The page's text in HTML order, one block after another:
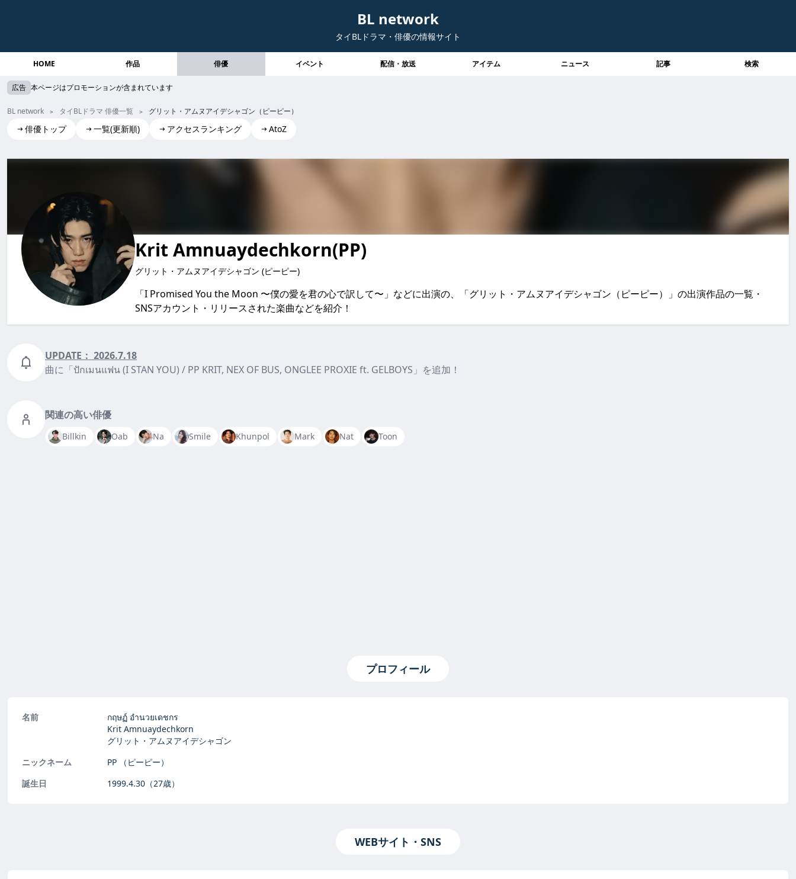
BL network
タイBLドラマ・俳優の情報サイト
HOME 作品 俳優 イベント 配信・放送 アイテム ニュース 記事 検索
広告 本ページはプロモーションが含まれています
BL network タイBLドラマ 俳優一覧 グリット・アムヌアイデシャゴン（ピーピー）
俳優トップ 一覧(更新順) アクセスランキング AtoZ
グリット・アムヌアイデシャゴン (ピーピー)
Krit Amnuaydechkorn(PP)
グリット・アムヌアイデシャゴン (ピーピー)
「I Promised You the Moon 〜僕の愛を君の⼼で訳して〜」などに出演の、「グリット・アムヌアイデシャゴン（ピーピー）」の出演作品の一覧・
SNSアカウント・リリースされた楽曲などを紹介！
UPDATE： 2026.7.18
曲に「ปักเมนแฟน (I STAN YOU) / PP KRIT, NEX OF BUS, ONGLEE PROXIE ft. GELBOYS」を追加！
関連の高い俳優
Billkin Oab Na Smile Khunpol Mark Nat Toon
プロフィール
名前
กฤษฏ์ อำนวยเดชกร
Krit Amnuaydechkorn
グリット・アムヌアイデシャゴン
ニックネーム
PP
（ピーピー）
誕生日
1999.4.30 （27歳）
WEBサイト・SNS